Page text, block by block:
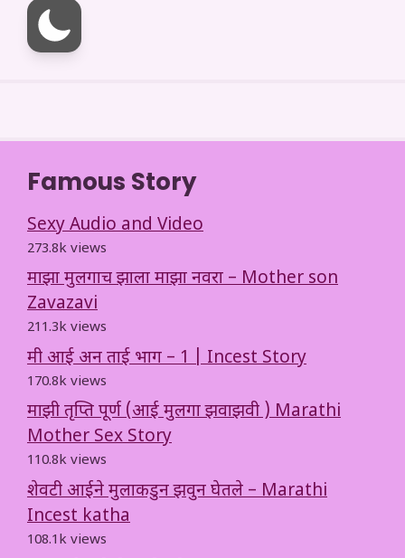
Famous Story
Sexy Audio and Video
273.8k views
माझा मुलगाच झाला माझा नवरा – Mother son
Zavazavi
211.3k views
मी आई अन ताई भाग – 1 | Incest Story
170.8k views
माझी तृप्ति पूर्ण (आई मुलगा झवाझवी ) Marathi
Mother Sex Story
110.8k views
शेवटी आईने मुलाकडुन झवुन घेतले – Marathi
Incest katha
108.1k views